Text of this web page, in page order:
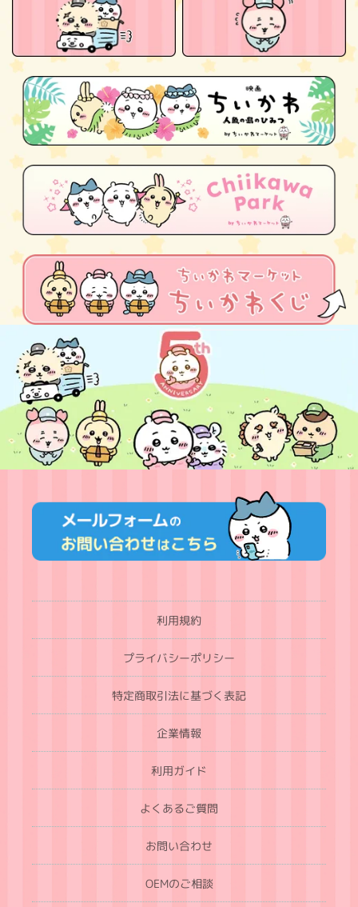
利用規約
プライバシーポリシー
特定商取引法に基づく表記
企業情報
利用ガイド
よくあるご質問
お問い合わせ
OEMのご相談